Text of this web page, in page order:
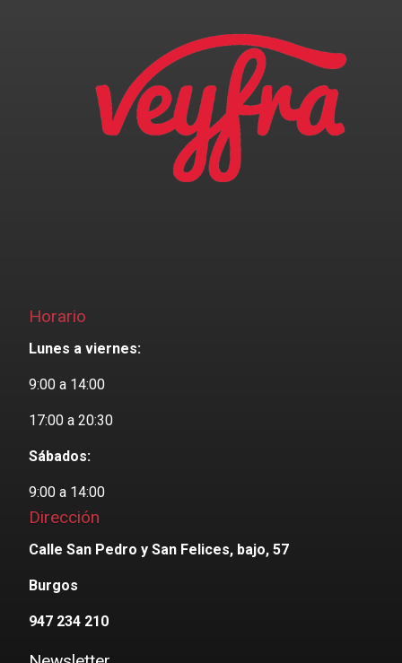
Horario
Lunes a viernes:
9:00 a 14:00
17:00 a 20:30
Sábados:
9:00 a 14:00
Dirección
Calle San Pedro y San Felices, bajo, 57
Burgos
947 234 210